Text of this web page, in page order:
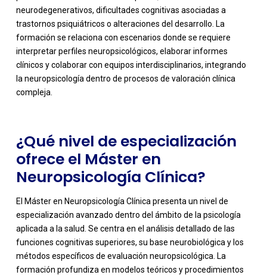
neurodegenerativos, dificultades cognitivas asociadas a
trastornos psiquiátricos o alteraciones del desarrollo. La
formación se relaciona con escenarios donde se requiere
interpretar perfiles neuropsicológicos, elaborar informes
clínicos y colaborar con equipos interdisciplinarios, integrando
la neuropsicología dentro de procesos de valoración clínica
compleja.
-
¿Qué nivel de especialización
ofrece el Máster en
Neuropsicología Clínica?
El Máster en Neuropsicología Clínica presenta un nivel de
especialización avanzado dentro del ámbito de la psicología
aplicada a la salud. Se centra en el análisis detallado de las
funciones cognitivas superiores, su base neurobiológica y los
métodos específicos de evaluación neuropsicológica. La
formación profundiza en modelos teóricos y procedimientos